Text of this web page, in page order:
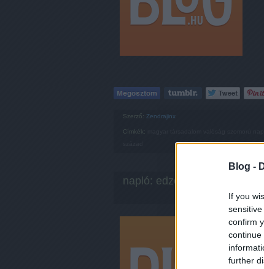
Blog -
If you
confirm
continue
further
Szerző: Zendrajinx
Címkék:
napló: edzőtermi típusok